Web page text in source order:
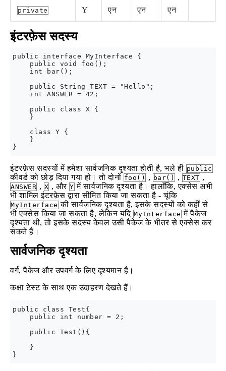
private Y एन एन एन
इंटरफ़ेस सदस्य
public interface MyInterface {
    public void foo();
    int bar();
    public String TEXT = "Hello";
    int ANSWER = 42;
    public class X {
    }
    class Y {
    }
इंटरफ़ेस सदस्यों में हमेशा सार्वजनिक दृश्यता होती है, भले ही public
कीवर्ड को छोड़ दिया गया हो। तो दोनों foo() , bar() , TEXT ,
ANSWER , X , और Y में सार्वजनिक दृश्यता है। हालाँकि, एक्सेस अभी
भी शामिल इंटरफ़ेस द्वारा सीमित किया जा सकता है - चूंकि
MyInterface की सार्वजनिक दृश्यता है, इसके सदस्यों को कहीं से
भी एक्सेस किया जा सकता है, लेकिन यदि MyInterface में पैकेज
दृश्यता थी, तो इसके सदस्य केवल उसी पैकेज के भीतर से एक्सेस कर
सकते हैं।
सार्वजनिक दृश्यता
वर्ग, पैकेज और उपवर्ग के लिए दृश्यमान है।
कक्षा टेस्ट के साथ एक उदाहरण देखते हैं।
public class Test{
    public int number = 2;
    public Test(){
    }